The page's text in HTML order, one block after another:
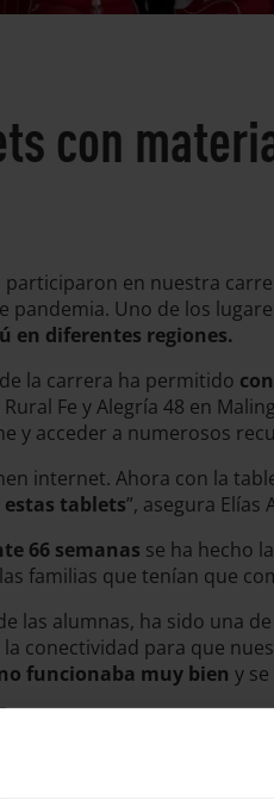
con
en nuestra
Uno de los
en diferentes regiones.
la carrera ha permitido
Rural Fe y Alegría 48 en
y acceder a numerosos
internet. Ahora con la
tablets”, asegura Elías
66 semanas se ha hecho
familias que tenían que
las alumnas, ha sido una de
conectividad para que
funcionaba muy bien y
seguir las clases online,
del estudiante.